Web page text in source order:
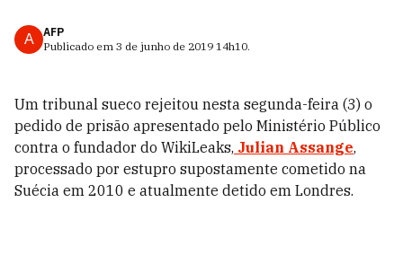
A
AFP
Publicado em 3 de junho de 2019 14h10.
Um tribunal sueco rejeitou nesta segunda-feira (3) o
pedido de prisão apresentado pelo Ministério Público
contra o fundador do WikiLeaks, Julian Assange,
processado por estupro supostamente cometido na
Suécia em 2010 e atualmente detido em Londres.